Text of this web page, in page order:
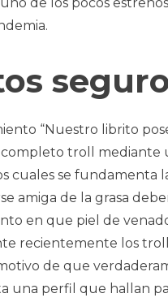
“Nuestro librito
troll mediante
cuales se fundamenta
amiga de la grasa
en que piel de
recientemente los
de que
una perfil que hallan